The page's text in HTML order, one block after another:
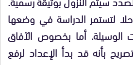
لتستمر الدراسة في وضعها
الوسيلة. أما بخصوص الآفاق
بأنه قد بدأ الإعداد لرفع